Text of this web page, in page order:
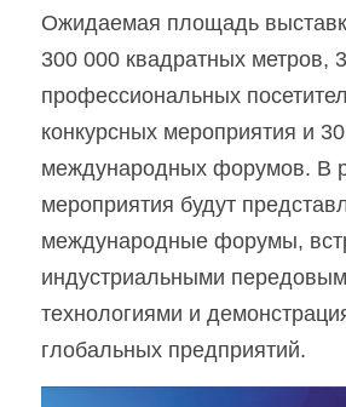
Другая продукция
English
Español
Ожидаемая площадь
300 000 квадратных метров,
профессиональных
конкурсных мероприятия и 30
международных форумов. В
мероприятия будут
международные форумы,
индустриальными
технологиями и
глобальных предприятий.